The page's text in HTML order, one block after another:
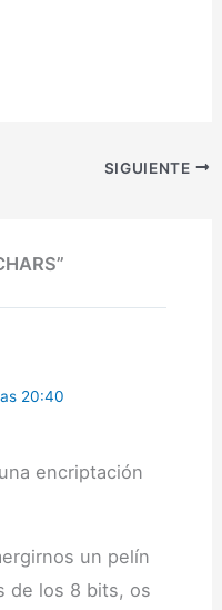
SIGUIENTE
20:40
encriptación
un pelín
de los 8 bits, os